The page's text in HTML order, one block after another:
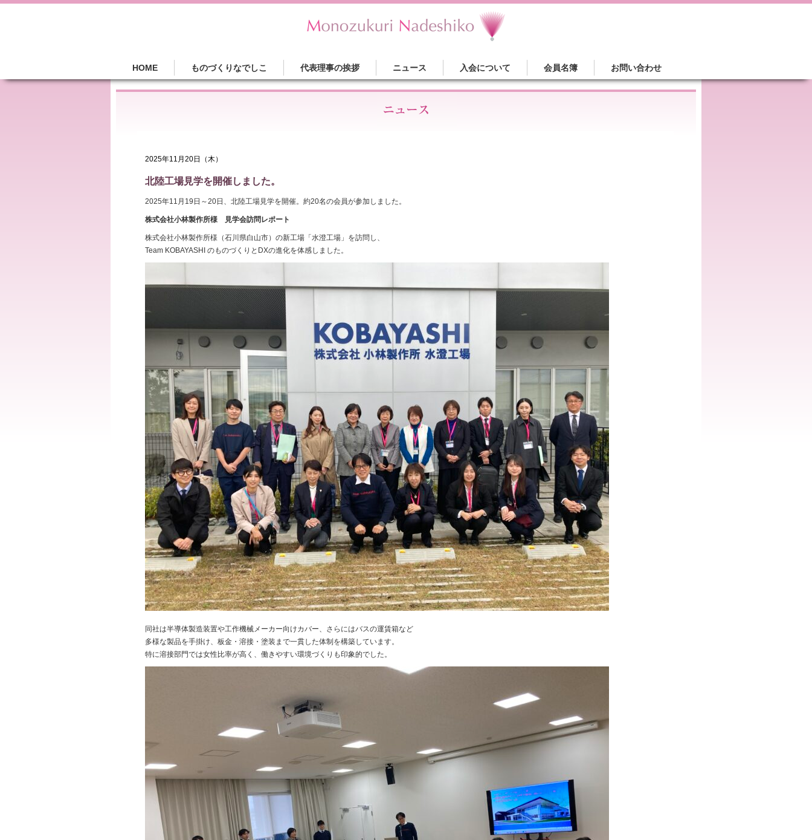
HOME ものづくりなでしこ 代表理事の挨拶 ニュース 入会について 会員名簿 お問い合わせ
2025年11月20日（木）
北陸工場見学を開催しました。
2025年11月19日～20日、北陸工場見学を開催。約20名の会員が参加しました。
株式会社小林製作所様 見学会訪問レポート
株式会社小林製作所様（石川県白山市）の新工場「水澄工場」を訪問し、
Team KOBAYASHI のものづくりとDXの進化を体感しました。
同社は半導体製造装置や工作機械メーカー向けカバー、さらにはバスの運賃箱など
多様な製品を手掛け、板金・溶接・塗装まで一貫した体制を構築しています。
特に溶接部門では女性比率が高く、働きやすい環境づくりも印象的でした。